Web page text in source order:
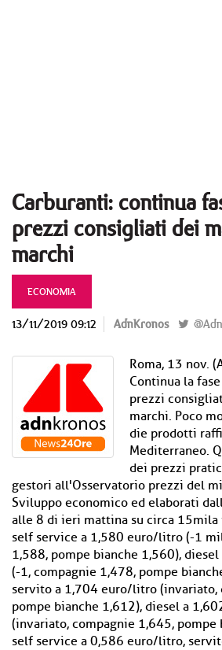
Carburanti: continua
prezzi consigliati dei
marchi
ECONOMIA
13/11/2019 09:12 AdnKronos
Roma, 13 nov.
Continua la
prezzi
marchi. Poco
die prodotti
Mediterraneo.
dei prezzi
gestori all'Osservatorio prezzi del
Sviluppo economico ed elaborati
alle 8 di ieri mattina su circa
self service a 1,580 euro/litro (-1
1,588, pompe bianche 1,560),
(-1, compagnie 1,478, pompe
servito a 1,704 euro/litro (invariato,
pompe bianche 1,612), diesel a
(invariato, compagnie 1,645, pompe
self service a 0,586 euro/litro,